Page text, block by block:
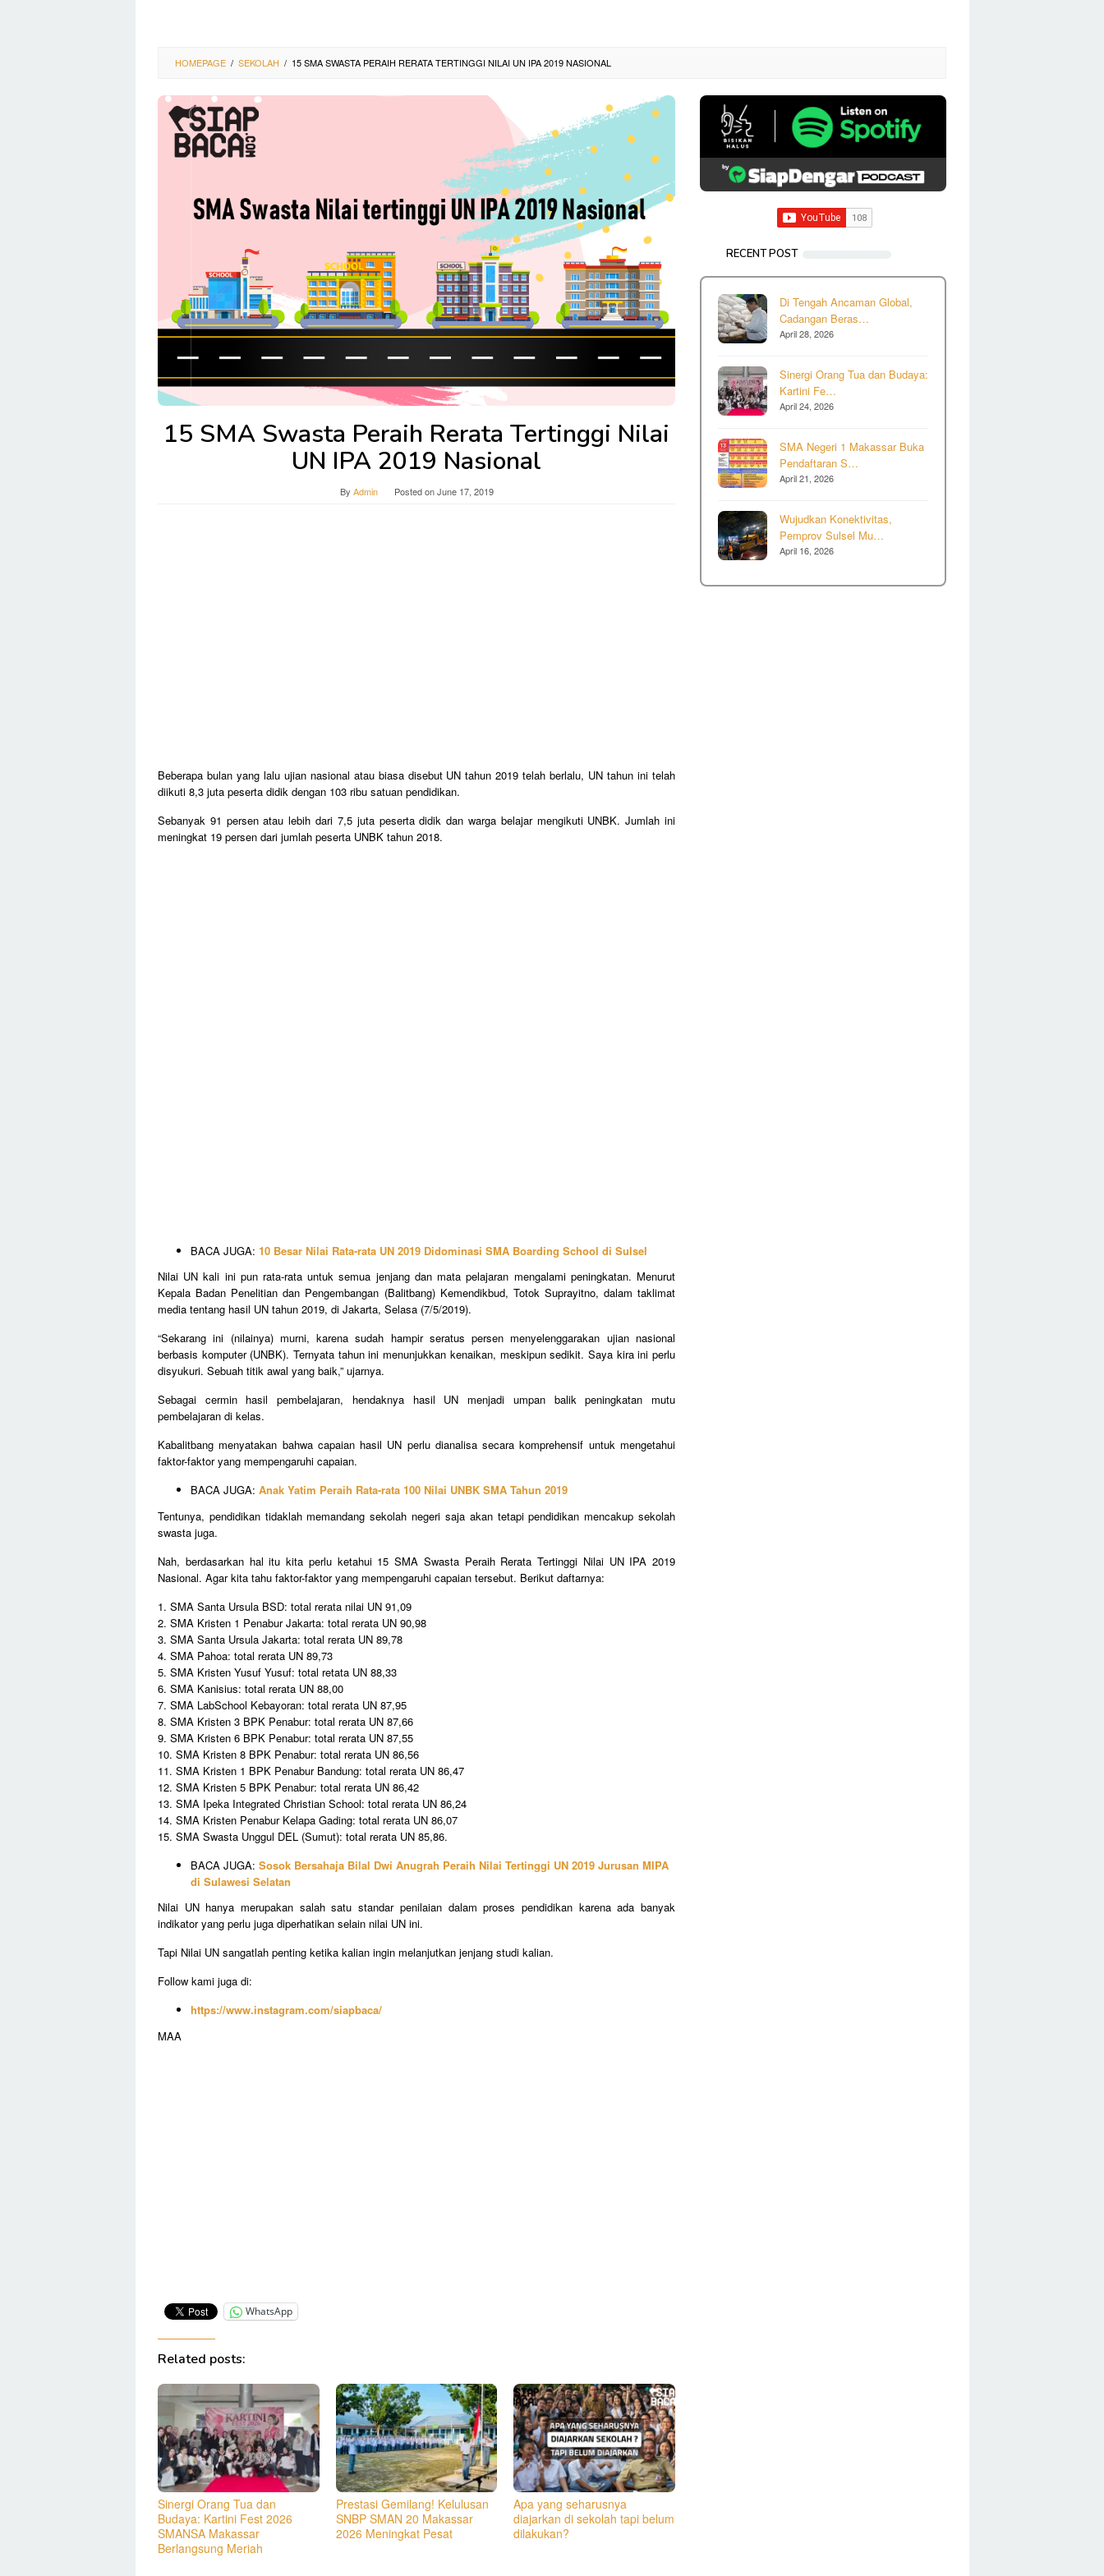
HOMEPAGE / SEKOLAH / 15 SMA SWASTA PERAIH RERATA TERTINGGI NILAI UN IPA 2019 NASIONAL
15 SMA Swasta Peraih Rerata Tertinggi Nilai
UN IPA 2019 Nasional
By Admin Posted onJune 17, 2019
Beberapa bulan yang lalu ujian nasional atau biasa disebut UN tahun 2019 telah berlalu, UN tahun ini telah
diikuti 8,3 juta peserta didik dengan 103 ribu satuan pendidikan.
Sebanyak 91 persen atau lebih dari 7,5 juta peserta didik dan warga belajar mengikuti UNBK. Jumlah ini
meningkat 19 persen dari jumlah peserta UNBK tahun 2018.
BACA JUGA: 10 Besar Nilai Rata-rata UN 2019 Didominasi SMA Boarding School di Sulsel
Nilai UN kali ini pun rata-rata untuk semua jenjang dan mata pelajaran mengalami peningkatan. Menurut
Kepala Badan Penelitian dan Pengembangan (Balitbang) Kemendikbud, Totok Suprayitno, dalam taklimat
media tentang hasil UN tahun 2019, di Jakarta, Selasa (7/5/2019).
“Sekarang ini (nilainya) murni, karena sudah hampir seratus persen menyelenggarakan ujian nasional
berbasis komputer (UNBK). Ternyata tahun ini menunjukkan kenaikan, meskipun sedikit. Saya kira ini perlu
disyukuri. Sebuah titik awal yang baik,” ujarnya.
Sebagai cermin hasil pembelajaran, hendaknya hasil UN menjadi umpan balik peningkatan mutu
pembelajaran di kelas.
Kabalitbang menyatakan bahwa capaian hasil UN perlu dianalisa secara komprehensif untuk mengetahui
faktor-faktor yang mempengaruhi capaian.
BACA JUGA: Anak Yatim Peraih Rata-rata 100 Nilai UNBK SMA Tahun 2019
Tentunya, pendidikan tidaklah memandang sekolah negeri saja akan tetapi pendidikan mencakup sekolah
swasta juga.
Nah, berdasarkan hal itu kita perlu ketahui 15 SMA Swasta Peraih Rerata Tertinggi Nilai UN IPA 2019
Nasional. Agar kita tahu faktor-faktor yang mempengaruhi capaian tersebut. Berikut daftarnya:
1. SMA Santa Ursula BSD: total rerata nilai UN 91,09
2. SMA Kristen 1 Penabur Jakarta: total rerata UN 90,98
3. SMA Santa Ursula Jakarta: total rerata UN 89,78
4. SMA Pahoa: total rerata UN 89,73
5. SMA Kristen Yusuf Yusuf: total retata UN 88,33
6. SMA Kanisius: total rerata UN 88,00
7. SMA LabSchool Kebayoran: total rerata UN 87,95
8. SMA Kristen 3 BPK Penabur: total rerata UN 87,66
9. SMA Kristen 6 BPK Penabur: total rerata UN 87,55
10. SMA Kristen 8 BPK Penabur: total rerata UN 86,56
11. SMA Kristen 1 BPK Penabur Bandung: total rerata UN 86,47
12. SMA Kristen 5 BPK Penabur: total rerata UN 86,42
13. SMA Ipeka Integrated Christian School: total rerata UN 86,24
14. SMA Kristen Penabur Kelapa Gading: total rerata UN 86,07
15. SMA Swasta Unggul DEL (Sumut): total rerata UN 85,86.
BACA JUGA: Sosok Bersahaja Bilal Dwi Anugrah Peraih Nilai Tertinggi UN 2019 Jurusan MIPA
di Sulawesi Selatan
Nilai UN hanya merupakan salah satu standar penilaian dalam proses pendidikan karena ada banyak
indikator yang perlu juga diperhatikan selain nilai UN ini.
Tapi Nilai UN sangatlah penting ketika kalian ingin melanjutkan jenjang studi kalian.
Follow kami juga di:
https://www.instagram.com/siapbaca/
MAA
WhatsApp
Related posts:
Sinergi Orang Tua dan
Budaya: Kartini Fest 2026
SMANSA Makassar
Berlangsung Meriah
Prestasi Gemilang! Kelulusan
SNBP SMAN 20 Makassar
2026 Meningkat Pesat
Apa yang seharusnya
diajarkan di sekolah tapi belum
dilakukan?
RECENT POST
Di Tengah Ancaman Global,
Cadangan Beras…
April 28, 2026
Sinergi Orang Tua dan Budaya:
Kartini Fe…
April 24, 2026
SMA Negeri 1 Makassar Buka
Pendaftaran S…
April 21, 2026
Wujudkan Konektivitas,
Pemprov Sulsel Mu…
April 16, 2026